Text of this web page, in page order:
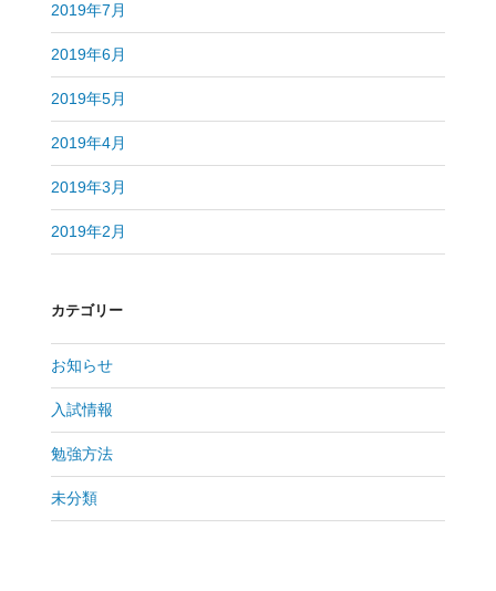
2019年7月
2019年6月
2019年5月
2019年4月
2019年3月
2019年2月
カテゴリー
お知らせ
入試情報
勉強方法
未分類